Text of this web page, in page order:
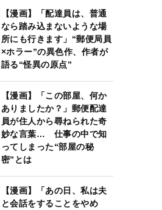
【漫画】「配達員は、普通
なら踏み込まないような場
所にも行きます」“郵便局員
×ホラー”の異色作、作者が
語る“怪異の原点”
【漫画】「この部屋、何か
ありましたか？」郵便配達
員が住人から尋ねられた奇
妙な言葉… 仕事の中で知
ってしまった“部屋の秘
密”とは
【漫画】「あの日、私は夫
と会話をすることをやめ